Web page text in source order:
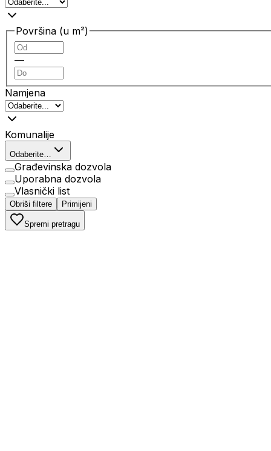
Površina (u m²)
—
Namjena
Komunalije
Odaberite…
Građevinska dozvola
Uporabna dozvola
Vlasnički list
Obriši filtere Primijeni
Spremi pretragu